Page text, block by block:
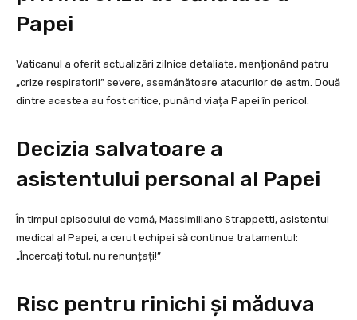
Papei
Vaticanul a oferit actualizări zilnice detaliate, menționând patru
„crize respiratorii” severe, asemănătoare atacurilor de astm. Două
dintre acestea au fost critice, punând viața Papei în pericol.
Decizia salvatoare a
asistentului personal al Papei
În timpul episodului de vomă, Massimiliano Strappetti, asistentul
medical al Papei, a cerut echipei să continue tratamentul:
„Încercați totul, nu renunțați!”
Risc pentru rinichi și măduva